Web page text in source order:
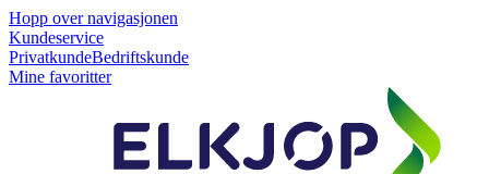
Hopp over navigasjonen
Kundeservice
PrivatkundeBedriftskunde
Mine favoritter